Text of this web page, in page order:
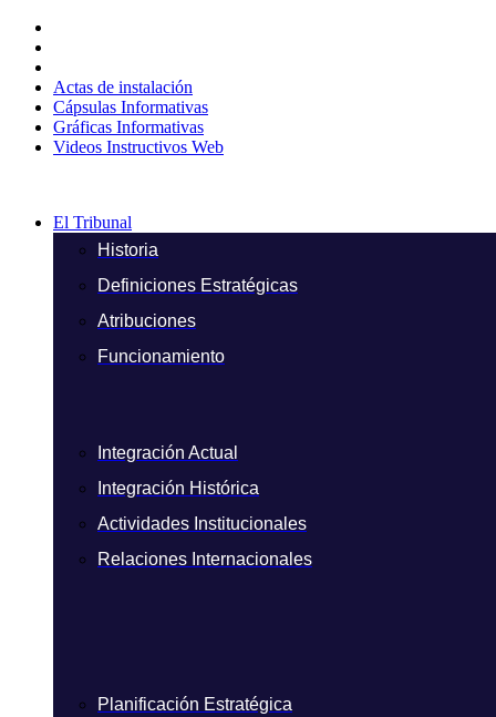
contenido
Actas de instalación
Cápsulas Informativas
Gráficas Informativas
Videos Instructivos Web
El Tribunal
Historia
Definiciones Estratégicas
Atribuciones
Funcionamiento
Integración Actual
Integración Histórica
Actividades Institucionales
Relaciones Internacionales
Planificación Estratégica